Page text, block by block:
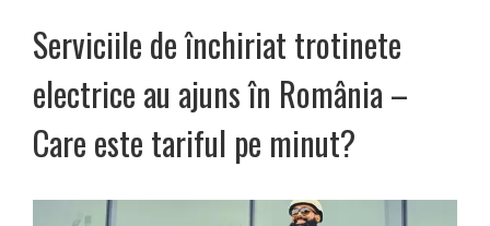
Serviciile de închiriat trotinete
electrice au ajuns în România –
Care este tariful pe minut?